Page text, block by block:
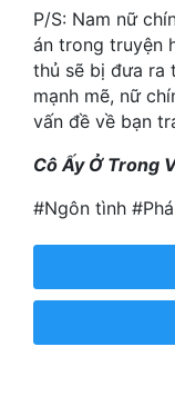
Làm Giàu
Lịch Sử
Mưu Mô
Mạt Thế
Mỹ Thực
Ngược
Nữ Cường
P/S: Nam nữ
án trong truyện
thủ sẽ bị đưa ra
mạnh mẽ, nữ
vấn đề về bạn
Cô Ấy Ở Trong
#Ngôn tình